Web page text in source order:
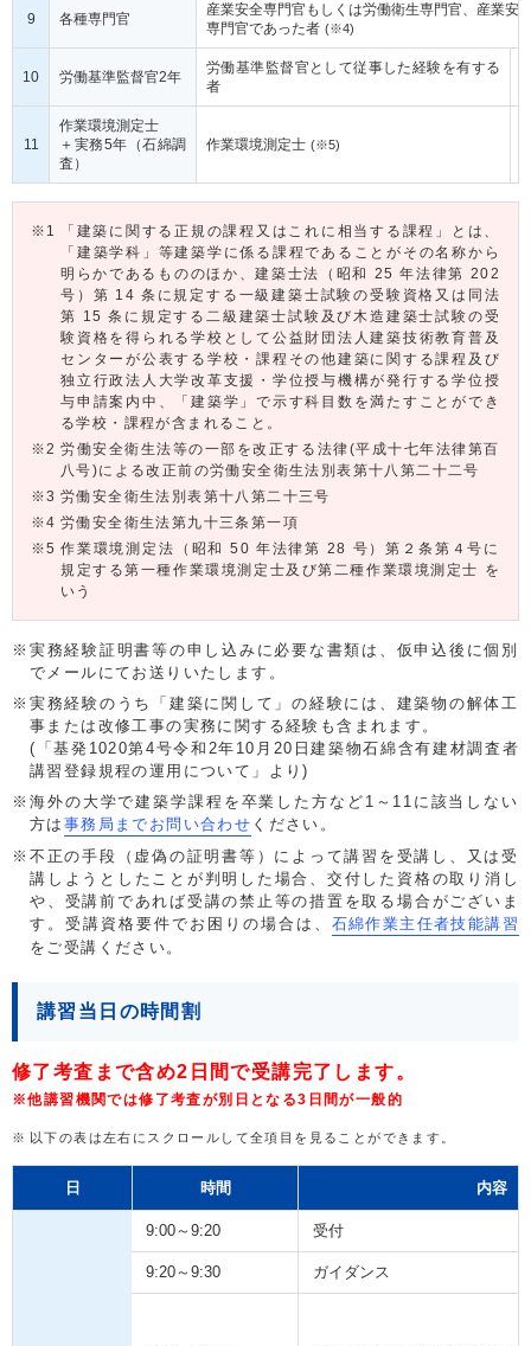
9 各種専門官
産業安全専門官もしくは労働衛生専門官、産業安
専門官であった者 (※4)
10 労働基準監督官2年
労働基準監督官として従事した経験を有する
者
11
作業環境測定士
＋実務5年（石綿調
査）
作業環境測定士 (※5)
「建築に関する正規の課程又はこれに相当する課程」とは、
「建築学科」等建築学に係る課程であることがその名称から
明らかであるもののほか、建築士法（昭和 25 年法律第 202
号）第 14 条に規定する一級建築士試験の受験資格又は同法
第 15 条に規定する二級建築士試験及び木造建築士試験の受
験資格を得られる学校として公益財団法人建築技術教育普及
センターが公表する学校・課程その他建築に関する課程及び
独立行政法人大学改革支援・学位授与機構が発行する学位授
与申請案内中、「建築学」で示す科目数を満たすことができ
る学校・課程が含まれること。
労働安全衛生法等の一部を改正する法律(平成十七年法律第百
八号)による改正前の労働安全衛生法別表第十八第二十二号
労働安全衛生法別表第十八第二十三号
労働安全衛生法第九十三条第一項
作業環境測定法（昭和 50 年法律第 28 号）第２条第４号に
規定する第一種作業環境測定士及び第二種作業環境測定士 を
いう
実務経験証明書等の申し込みに必要な書類は、仮申込後に個別
でメールにてお送りいたします。
実務経験のうち「建築に関して」の経験には、建築物の解体工
事または改修工事の実務に関する経験も含まれます。
(「基発1020第4号令和2年10月20日建築物石綿含有建材調査者
講習登録規程の運用について」より)
海外の大学で建築学課程を卒業した方など1～11に該当しない
方は 事務局までお問い合わせ ください。
不正の手段（虚偽の証明書等）によって講習を受講し、又は受
講しようとしたことが判明した場合、交付した資格の取り消し
や、受講前であれば受講の禁止等の措置を取る場合がございま
す。受講資格要件でお困りの場合は、 石綿作業主任者技能講習
をご受講ください。
講習当日の時間割
修了考査まで含め2日間で受講完了します。
※他講習機関では修了考査が別日となる3日間が一般的
以下の表は左右にスクロールして全項目を見ることができます。
日 時間 内容
9:00～9:20 受付
9:20～9:30 ガイダンス